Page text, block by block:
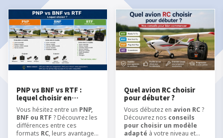
PNP vs BNF vs RTF :
lequel choisir en
modélisme RC ?
Vous hésitez entre un PNP,
BNF ou RTF ? Découvrez les
différences entre ces
formats RC, leurs avantages
Quel avion RC choisir
pour débuter ?
Vous débutez en avion RC?
Découvrez nos conseils
pour choisir un modèle
adapté à votre niveau et